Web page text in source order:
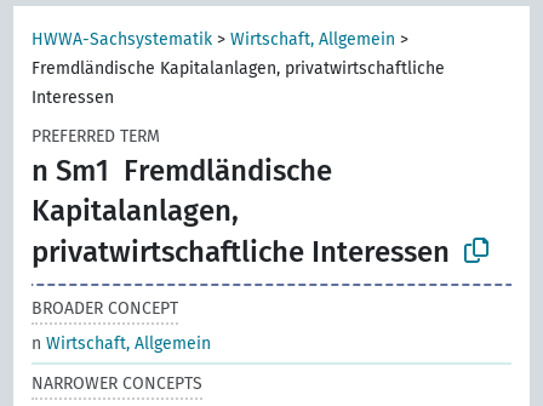
HWWA-Sachsystematik >Wirtschaft, Allgemein >
Fremdländische Kapitalanlagen, privatwirtschaftliche
Interessen
PREFERRED TERM
n Sm1 Fremdländische
Kapitalanlagen,
privatwirtschaftliche Interessen
BROADER CONCEPT
nWirtschaft, Allgemein
NARROWER CONCEPTS